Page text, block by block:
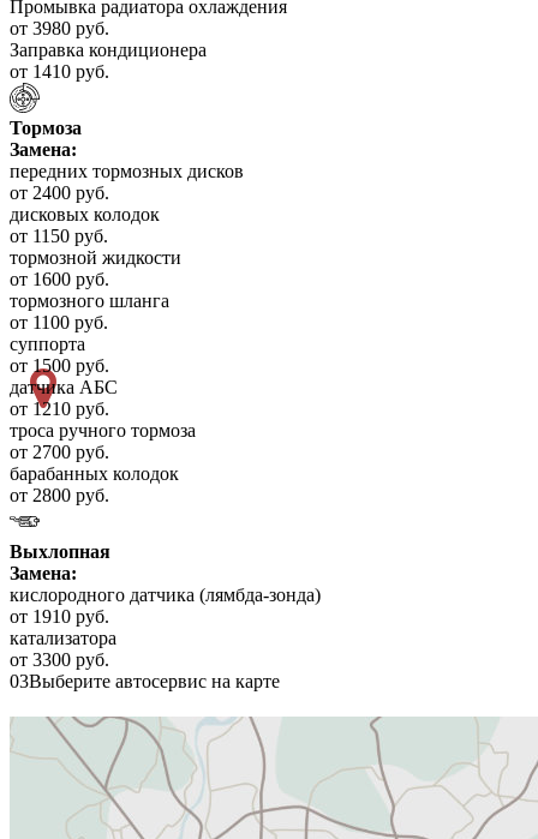
Промывка радиатора охлаждения
от 3980 руб.
Заправка кондиционера
от 1410 руб.
Тормоза
Замена:
передних тормозных дисков
от 2400 руб.
дисковых колодок
от 1150 руб.
тормозной жидкости
от 1600 руб.
тормозного шланга
от 1100 руб.
суппорта
от 1500 руб.
датчика АБС
от 1210 руб.
троса ручного тормоза
от 2700 руб.
барабанных колодок
от 2800 руб.
Выхлопная
Замена:
кислородного датчика (лямбда-зонда)
от 1910 руб.
катализатора
от 3300 руб.
03Выберите автосервис на карте